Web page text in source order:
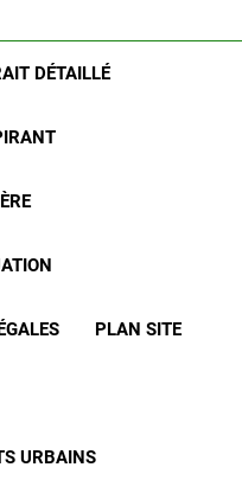
DÉTAILLÉ
PLAN SITE
URBAINS